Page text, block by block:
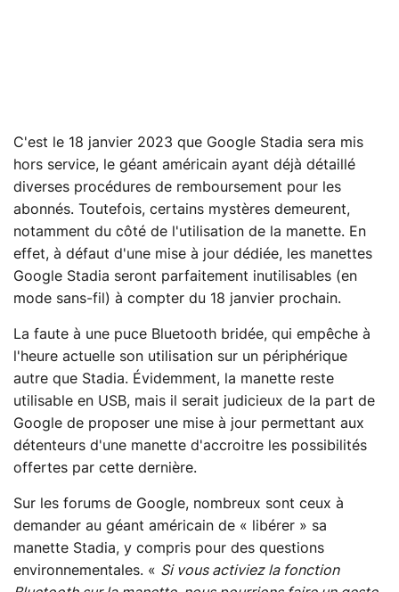
C'est le 18 janvier 2023 que Google Stadia sera mis
hors service, le géant américain ayant déjà détaillé
diverses procédures de remboursement pour les
abonnés. Toutefois, certains mystères demeurent,
notamment du côté de l'utilisation de la manette. En
effet, à défaut d'une mise à jour dédiée, les manettes
Google Stadia seront parfaitement inutilisables (en
mode sans-fil) à compter du 18 janvier prochain.
La faute à une puce Bluetooth bridée, qui empêche à
l'heure actuelle son utilisation sur un périphérique
autre que Stadia. Évidemment, la manette reste
utilisable en USB, mais il serait judicieux de la part de
Google de proposer une mise à jour permettant aux
détenteurs d'une manette d'accroitre les possibilités
offertes par cette dernière.
Sur les forums de Google, nombreux sont ceux à
demander au géant américain de « libérer » sa
manette Stadia, y compris pour des questions
environnementales. « Si vous activiez la fonction